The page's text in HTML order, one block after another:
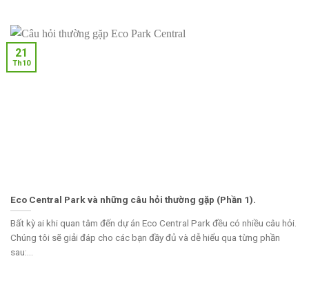
Eco Central Park và những câu hỏi thường gặp (Phần 1).
Bất kỳ ai khi quan tâm đến dự án Eco Central Park đều có nhiều câu hỏi.
Chúng tôi sẽ giải đáp cho các bạn đầy đủ và dễ hiểu qua từng phần
sau:...
21
Th10